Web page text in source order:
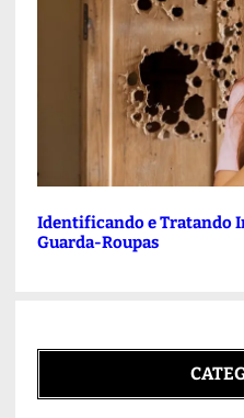
Identificando e Tratando
Guarda-Roupas